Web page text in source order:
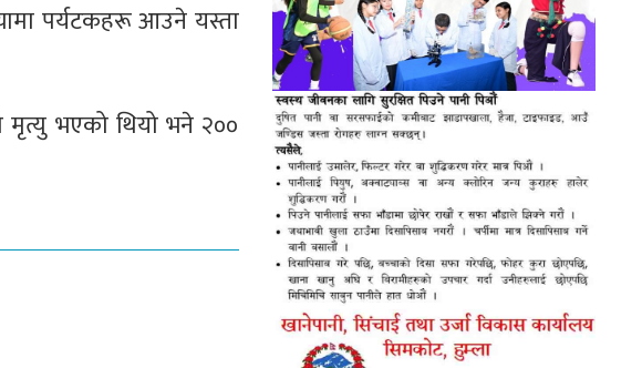
पर्यटकहरू आउने यस्ता
भएको थियो भने २००